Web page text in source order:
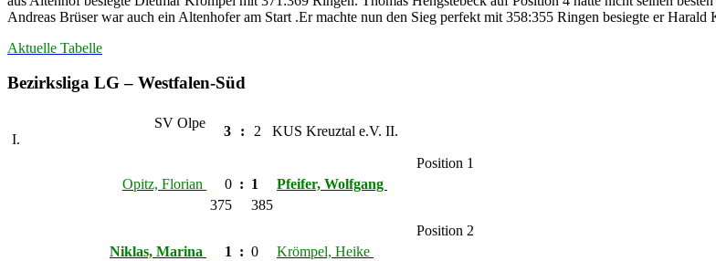
Andreas Brüser war auch ein Altenhofer am Start .Er machte nun den Sieg perfekt mit 358:355 Ringen besiegte er Harald
Aktuelle Tabelle
Bezirksliga LG – Westfalen-Süd
SV Olpe
I.
3 : 2 KUS Kreuztal e.V. II.
Position 1
Opitz, Florian
0 : 1
Pfeifer, Wolfgang
375
385
Position 2
Niklas, Marina
1 : 0
Krömpel, Heike